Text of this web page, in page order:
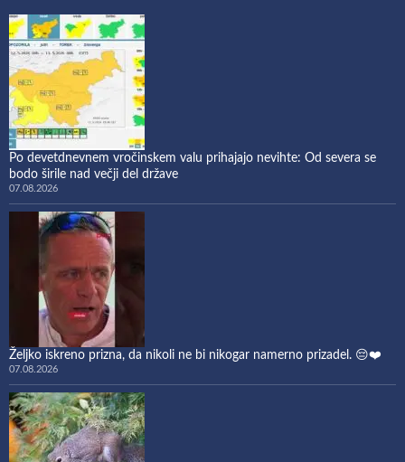
Po devetdnevnem vročinskem valu prihajajo nevihte: Od severa se
bodo širile nad večji del države
07.08.2026
Željko iskreno prizna, da nikoli ne bi nikogar namerno prizadel. 😔❤️
07.08.2026